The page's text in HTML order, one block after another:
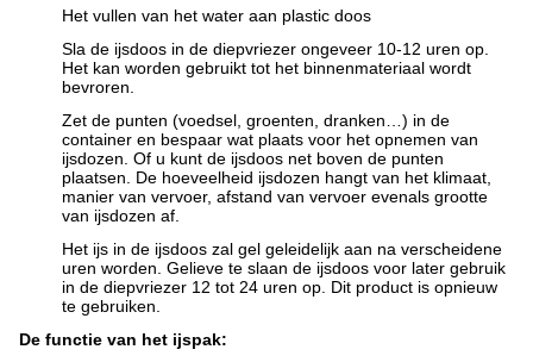
Het vullen van het water aan plastic doos
Sla de ijsdoos in de diepvriezer ongeveer 10-12 uren op.
Het kan worden gebruikt tot het binnenmateriaal wordt
bevroren.
Zet de punten (voedsel, groenten, dranken…) in de
container en bespaar wat plaats voor het opnemen van
ijsdozen. Of u kunt de ijsdoos net boven de punten
plaatsen. De hoeveelheid ijsdozen hangt van het klimaat,
manier van vervoer, afstand van vervoer evenals grootte
van ijsdozen af.
Het ijs in de ijsdoos zal gel geleidelijk aan na verscheidene
uren worden. Gelieve te slaan de ijsdoos voor later gebruik
in de diepvriezer 12 tot 24 uren op. Dit product is opnieuw
te gebruiken.
De functie van het ijspak: